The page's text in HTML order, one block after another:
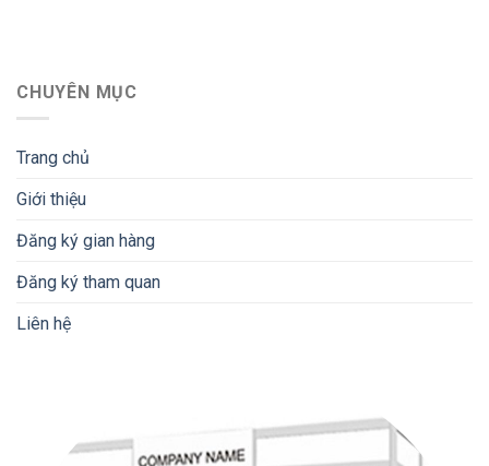
CHUYÊN MỤC
Trang chủ
Giới thiệu
Đăng ký gian hàng
Đăng ký tham quan
Liên hệ